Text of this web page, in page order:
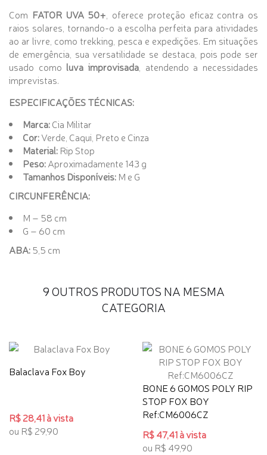
Com FATOR UVA 50+ , oferece proteção eficaz contra os
raios solares, tornando-o a escolha perfeita para atividades
ao ar livre, como trekking, pesca e expedições. Em situações
de emergência, sua versatilidade se destaca, pois pode ser
usado como luva improvisada , atendendo a necessidades
imprevistas.
ESPECIFICAÇÕES TÉCNICAS:
Marca:Cia Militar
Cor:Verde, Caqui, Preto e Cinza
Material: Rip Stop
Peso:Aproximadamente 143 g
Tamanhos Disponíveis: M e G
CIRCUNFERÊNCIA:
M – 58 cm
G – 60 cm
ABA: 5,5 cm
9 OUTROS PRODUTOS NA MESMA
CATEGORIA
Balaclava Fox Boy
R$ 28,41 à vista
ou R$ 29,90
BONE 6 GOMOS POLY RIP
STOP FOX BOY
Ref:CM6006CZ
R$ 47,41 à vista
ou R$ 49,90